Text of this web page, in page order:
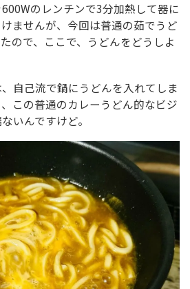
のレンチンで3分加熱して器に
ませんが、今回は普通の茹でうど
ので、ここで、うどんをどうしよ
自己流で鍋にうどんを入れてしま
この普通のカレーうどん的なビジ
いんですけど。